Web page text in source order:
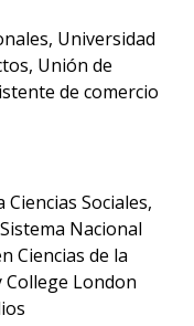
Universidad
Unión de
de comercio
Sociales,
Nacional
Ciencias de la
College London